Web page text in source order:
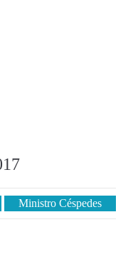
Ministro Céspedes